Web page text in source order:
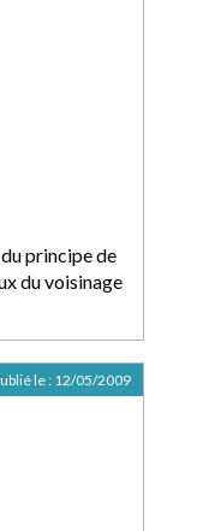
principe de
du voisinage
le : 12/05/2009